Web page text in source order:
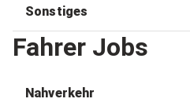
Sonstiges
Fahrer Jobs
Nahverkehr